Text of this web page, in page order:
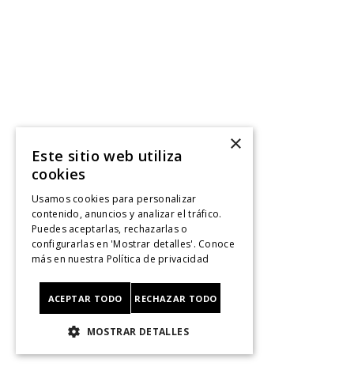
×
Este sitio web utiliza
cookies
Usamos cookies para personalizar
contenido, anuncios y analizar el tráfico.
Puedes aceptarlas, rechazarlas o
configurarlas en 'Mostrar detalles'. Conoce
más en nuestra Política de privacidad
ACEPTAR TODO RECHAZAR TODO
MOSTRAR DETALLES